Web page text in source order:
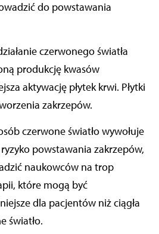
do powstawania
czerwonego światła
produkcję kwasów
aktywację płytek krwi. Płytki
zakrzepów.
czerwone światło wywołuje
powstawania zakrzepów,
naukowców na trop
które mogą być
dla pacjentów niż ciągła
światło.